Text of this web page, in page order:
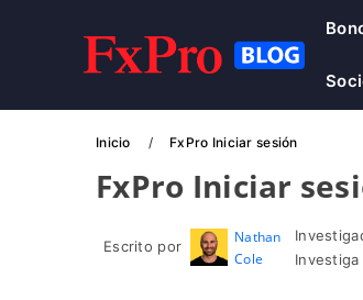
Inicio FxPro Iniciar sesión
FxPro Iniciar
Escrito por
Nathan
Cole